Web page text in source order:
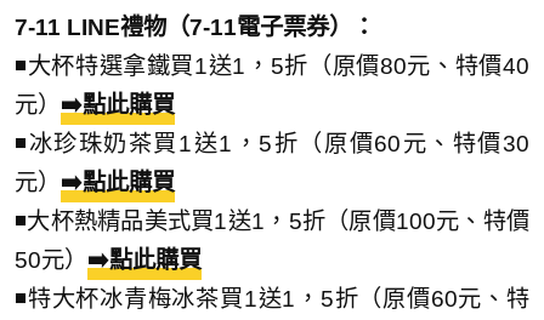
7-11 LINE禮物（7-11電子票券）：
◾大杯特選拿鐵買1送1，5折（原價80元、特價40
元） ➡️點此購買
◾冰珍珠奶茶買1送1，5折（原價60元、特價30
元） ➡️點此購買
◾大杯熱精品美式買1送1，5折（原價100元、特價
50元） ➡️點此購買
◾特大杯冰青梅冰茶買1送1，5折（原價60元、特